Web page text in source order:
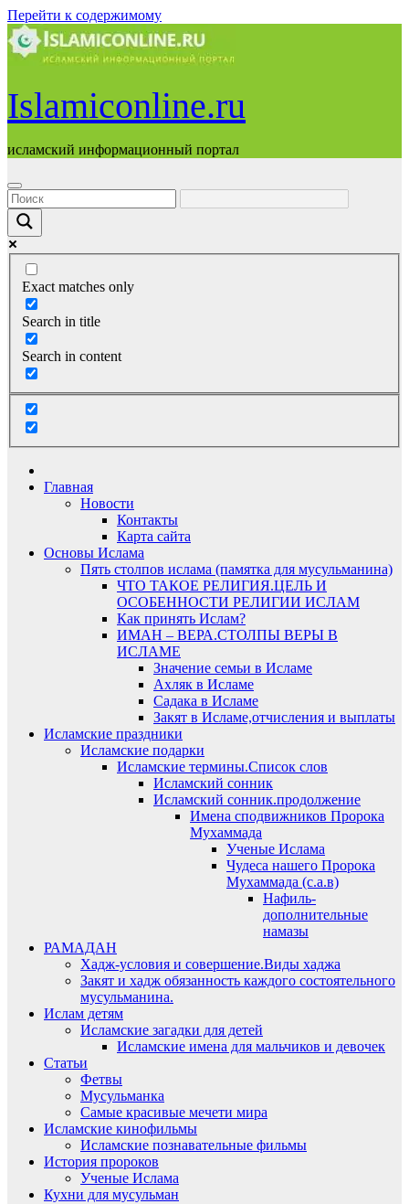
Перейти к содержимому
Islamiconline.ru
исламский информационный портал
Exact matches only
Search in title
Search in content
Главная
Новости
Контакты
Карта сайта
Основы Ислама
Пять столпов ислама (памятка для мусульманина)
ЧТО ТАКОЕ РЕЛИГИЯ.ЦЕЛЬ И
ОСОБЕННОСТИ РЕЛИГИИ ИСЛАМ
Как принять Ислам?
ИМАН – ВЕРА.СТОЛПЫ ВЕРЫ В
ИСЛАМЕ
Значение семьи в Исламе
Ахляк в Исламе
Садака в Исламе
Закят в Исламе,отчисления и выплаты
Исламские праздники
Исламские подарки
Исламские термины.Список слов
Исламский сонник
Исламский сонник.продолжение
Имена сподвижников Пророка
Мухаммада
Ученые Ислама
Чудеса нашего Пророка
Мухаммада (с.а.в)
Нафиль-
дополнительные
намазы
РАМАДАН
Хадж-условия и совершение.Виды хаджа
Закят и хадж обязанность каждого состоятельного
мусульманина.
Ислам детям
Исламские загадки для детей
Исламские имена для мальчиков и девочек
Статьи
Фетвы
Мусульманка
Самые красивые мечети мира
Исламские кинофильмы
Исламские познавательные фильмы
История пророков
Ученые Ислама
Кухни для мусульман